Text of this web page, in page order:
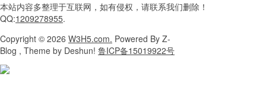
本站内容多整理于互联网， 如有侵权，请联系我们删除！
QQ:1209278955.
Copyright © 2026 W3H5.com. Powered By Z-
Blog , Theme by Deshun! 鲁ICP备15019922号